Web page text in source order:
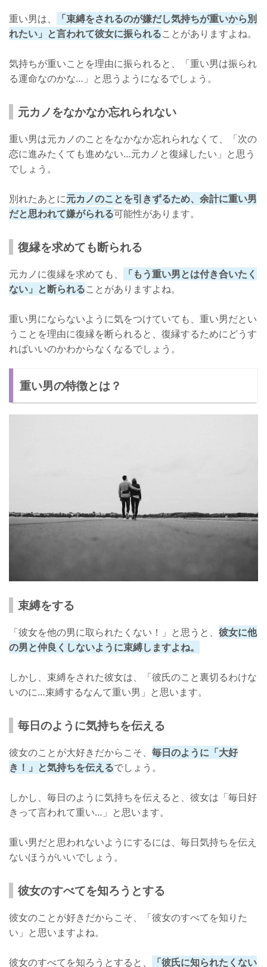
重い男にならないように気をつける
重い男は、
「束縛をされるのが嫌だし気持ちが重いから別
れたい」と言われて彼女に振られることがありますよね。
気持ちが重いことを理由に振られると、「重い男は振られ
る運命なのかな…」と思うようになるでしょう。
元カノをなかなか忘れられない
重い男は元カノのことをなかなか忘れられなくて、「次の
恋に進みたくても進めない…元カノと復縁したい」と思う
でしょう。
別れたあとに元カノのことを引きずるため、余計に重い男
だと思われて嫌がられる可能性があります。
復縁を求めても断られる
元カノに復縁を求めても、
「もう重い男とは付き合いたく
ない」と断られることがありますよね。
重い男にならないように気をつけていても、重い男だとい
うことを理由に復縁を断られると、復縁するためにどうす
ればいいのかわからなくなるでしょう。
重い男の特徴とは？
束縛をする
「彼女を他の男に取られたくない！」と思うと、 彼女に他
の男と仲良くしないように束縛しますよね。
しかし、束縛をされた彼女は、「彼氏のこと裏切るわけな
いのに…束縛するなんて重い男」と思います。
毎日のように気持ちを伝える
彼女のことが大好きだからこそ、 毎日のように「大好
き！」と気持ちを伝えるでしょう。
しかし、毎日のように気持ちを伝えると、彼女は「毎日好
きって言われて重い…」と思います。
重い男だと思われないようにするには、毎日気持ちを伝え
ないほうがいいでしょう。
彼女のすべてを知ろうとする
彼女のことが好きだからこそ、「彼女のすべてを知りた
い」と思いますよね。
彼女のすべてを知ろうとすると、 「彼氏に知られたくない